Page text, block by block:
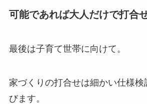
可能であれば大人だけで打合
最後は子育て世帯に向けて。
家づくりの打合せは細かい仕様検
びます。